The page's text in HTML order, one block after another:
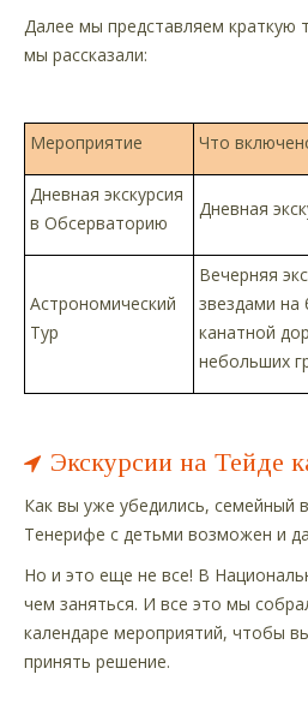
Далее мы представляем краткую
мы рассказали:
Мероприятие Что
Дневная экскурсия
в Обсерваторию
Дневная
Астрономический
Тур
Вечерняя
звездами на
канатной
небольших
Экскурсии на Тейде
Как вы уже убедились, семейный
Тенерифе с детьми возможен и
Но и это еще не все! В
чем заняться. И все это мы
календаре мероприятий, чтобы
принять решение.